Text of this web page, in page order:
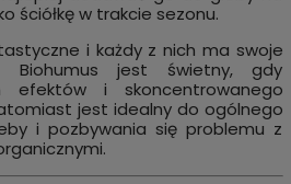
ściółkę w trakcie sezonu.
i każdy z nich ma swoje
Biohumus jest świetny, gdy
efektów i skoncentrowanego
jest idealny do ogólnego
i pozbywania się problemu z